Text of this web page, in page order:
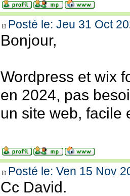
Posté le: Jeu 31 Oct
Bonjour,
Wordpress et wix
en 2024, pas
un site web, facile
Posté le: Ven 15 Nov
Cc David.